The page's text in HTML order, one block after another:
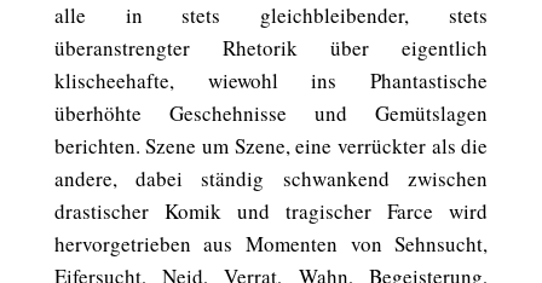
alle in stets gleichbleibender, stets
überanstrengter Rhetorik über eigentlich
klischeehafte, wiewohl ins Phantastische
überhöhte Geschehnisse und Gemütslagen
berichten. Szene um Szene, eine verrückter als die
andere, dabei ständig schwankend zwischen
drastischer Komik und tragischer Farce wird
hervorgetrieben aus Momenten von Sehnsucht,
Eifersucht, Neid, Verrat, Wahn, Begeisterung,